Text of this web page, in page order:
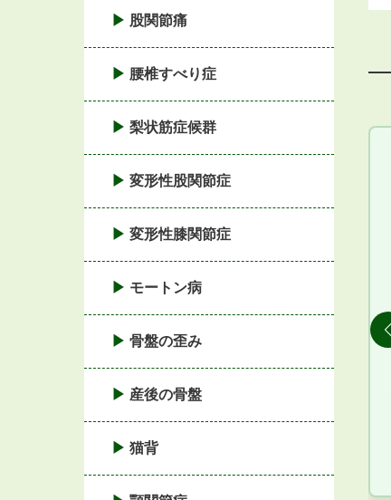
股関節痛
腰椎すべり症
梨状筋症候群
変形性股関節症
変形性膝関節症
モートン病
骨盤の歪み
産後の骨盤
猫背